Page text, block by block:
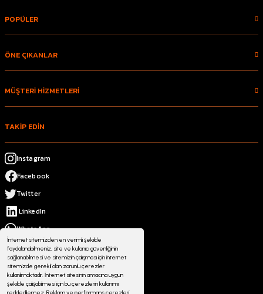
İnternet sitemizden en verimli şekilde
faydalanabilmeniz, site ve kullanıcı güvenliğinin
sağlanabilmesi ve sitemizin çalışması için internet
sitemizde gerekli olan zorunlu çerezler
kullanılmaktadır. İnternet sitesinin amacına uygun
şekilde çalışabilmesi için bu çerezlerin kullanımı
POPÜLER
ÖNE ÇIKANLAR
MÜŞTERİ HİZMETLERİ
TAKİP EDİN
Instagram
Facebook
Twitter
LinkedIn
WhatsApp